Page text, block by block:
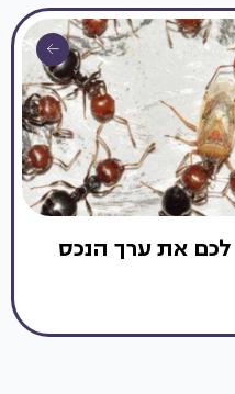
לכם את ערך הנכס